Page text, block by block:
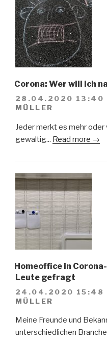
Corona: Wer will ich
28.04.2020 13:40
MÜLLER
Jeder merkt es mehr
gewaltig... Read more →
Homeoffice in
Leute gefragt
24.04.2020 15:48
MÜLLER
Meine Freunde und
unterschiedlichen